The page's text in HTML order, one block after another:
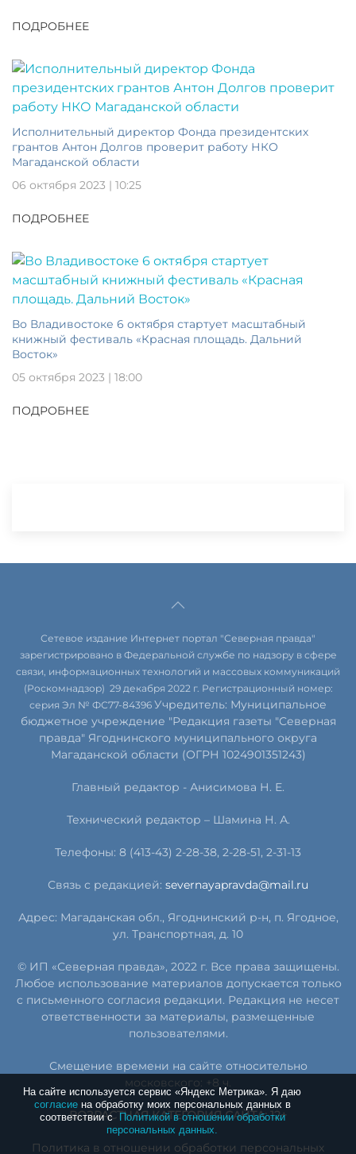
ПОДРОБНЕЕ
Исполнительный директор Фонда президентских
грантов Антон Долгов проверит работу НКО
Магаданской области
06 октября 2023 | 10:25
ПОДРОБНЕЕ
Во Владивостоке 6 октября стартует масштабный
книжный фестиваль «Красная площадь. Дальний
Восток»
05 октября 2023 | 18:00
ПОДРОБНЕЕ
На сайте используется сервис «Яндекс Метрика». Я даю
согласиена обработку моих персональных данных в
соответствии с Политикой в отношении обработки
персональных данных.
Сетевое издание Интернет портал "Северная правда"
зарегистрировано в Федеральной службе по надзору в сфере
связи, информационных технологий и массовых коммуникаций
(Роскомнадзор) 29 декабря 2022 г. Регистрационный номер:
серия Эл № ФС77-84396 Учредитель: Муниципальное
бюджетное учреждение "Редакция газеты "Северная
правда" Ягоднинского муниципального округа
Магаданской области (ОГРН 1024901351243)
Главный редактор - Анисимова Н. Е.
Технический редактор – Шамина Н. А.
Телефоны: 8 (413-43) 2-28-38, 2-28-51, 2-31-13
Связь с редакцией: severnayapravda@mail.ru
Адрес: Магаданская обл., Ягоднинский р-н, п. Ягодное,
ул. Транспортная, д. 10
© ИП «Северная правда», 2022 г. Все права защищены.
Любое использование материалов допускается только
с письменного согласия редакции. Редакция не несет
ответственности за материалы, размещенные
пользователями.
Смещение времени на сайте относительно
московского: +8 ч.
ВОЗРАСТНАЯ КАТЕГОРИЯ САЙТА: 12+
Политика в отношении обработки персональных